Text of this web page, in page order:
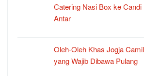
Catering Nasi Box ke Candi
Antar
Oleh-Oleh Khas Jogja
yang Wajib Dibawa Pulang